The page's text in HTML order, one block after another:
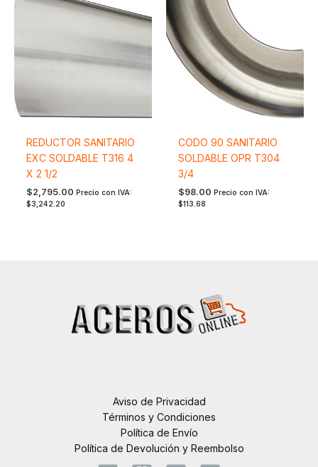
REDUCTOR SANITARIO
EXC SOLDABLE T316 4
X 2 1/2
$2,795.00 Precio con IVA:
$3,242.20
CODO 90 SANITARIO
SOLDABLE OPR T304
3/4
$98.00 Precio con IVA:
$113.68
Aviso de Privacidad
Términos y Condiciones
Política de Envío
Política de Devolución y Reembolso